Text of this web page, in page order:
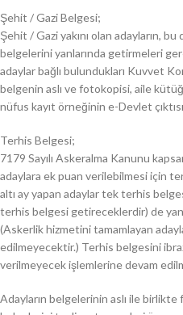
Şehit / Gazi Belgesi;
Şehit / Gazi yakını olan adayların,
belgelerini yanlarında getirmeleri
adaylar bağlı bulundukları Kuvvet
belgenin aslı ve fotokopisi, aile
nüfus kayıt örneğinin e-Devlet
Terhis Belgesi;
7179 Sayılı Askeralma Kanunu
adaylara ek puan verilebilmesi için
altı ay yapan adaylar tek terhis
terhis belgesi getireceklerdir) de
(Askerlik hizmetini tamamlayan
edilmeyecektir.) Terhis belgesini
verilmeyecek işlemlerine devam
Adayların belgelerinin aslı ile